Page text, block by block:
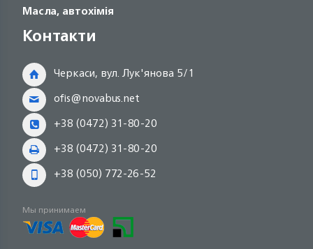
Масла, автохімія
Контакти
Черкаси, вул. Лук'янова 5/1
ofis@novabus.net
+38 (0472) 31-80-20
+38 (0472) 31-80-20
+38 (050) 772-26-52
Мы принимаем